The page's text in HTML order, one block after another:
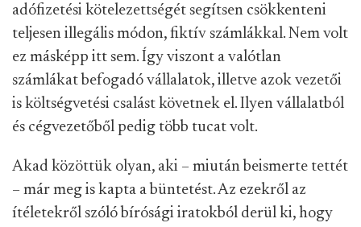
adófizetési kötelezettségét segítsen csökkenteni
teljesen illegális módon, fiktív számlákkal. Nem volt
ez másképp itt sem. Így viszont a valótlan
számlákat befogadó vállalatok, illetve azok vezetői
is költségvetési csalást követnek el. Ilyen vállalatból
és cégvezetőből pedig több tucat volt.
Akad közöttük olyan, aki – miután beismerte tettét
– már meg is kapta a büntetést. Az ezekről az
ítéletekről szóló bírósági iratokból derül ki, hogy